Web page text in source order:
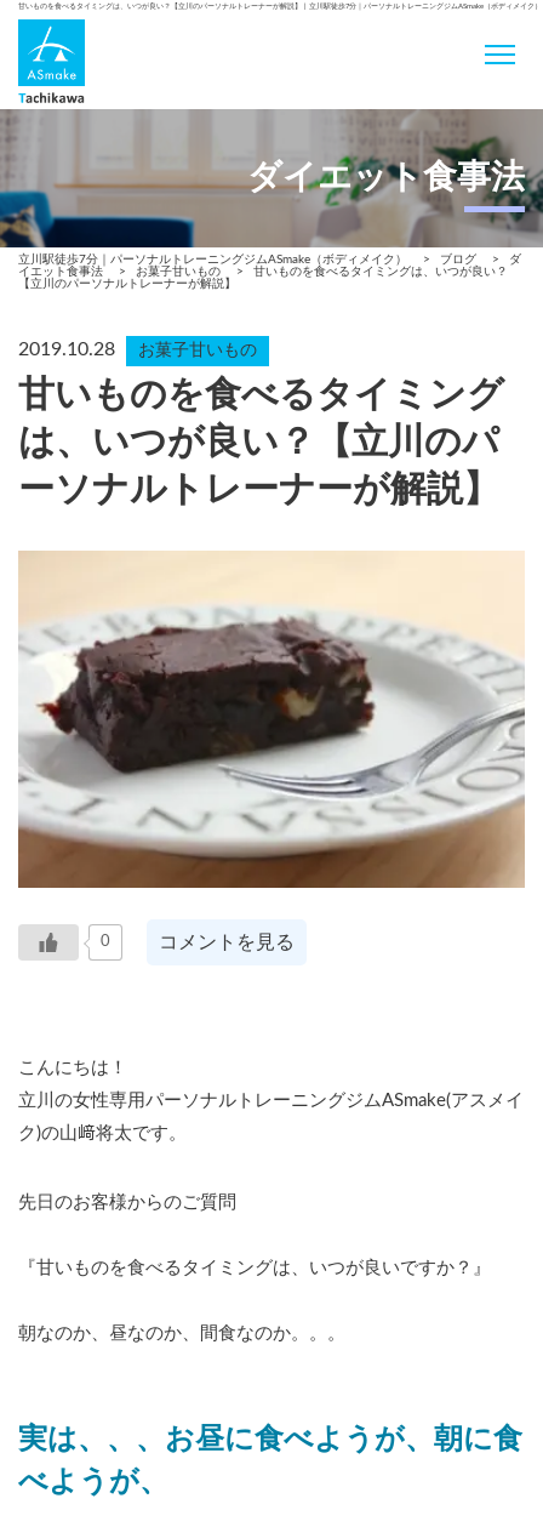
甘いものを食べるタイミングは、いつが良い？【立川のパーソナルトレーナーが解説】 | 立川駅徒歩7分｜パーソナルトレーニングジムASmake（ボディメイク）
ダイエット食事法
立川駅徒歩7分｜パーソナルトレーニングジムASmake（ボディメイク） > ブログ >
ダ
イエット食事法
> お菓子甘いもの >
甘いものを食べるタイミングは、いつが良い？
【立川のパーソナルトレーナーが解説】
2019.10.28 お菓子甘いもの
甘いものを食べるタイミング
は、いつが良い？【立川のパ
ーソナルトレーナーが解説】
0 コメントを見る
こんにちは！
立川の女性専用パーソナルトレーニングジムASmake(アスメイ
ク)の山﨑将太です。
先日のお客様からのご質問
『甘いものを食べるタイミングは、いつが良いですか？』
朝なのか、昼なのか、間食なのか。。。
実は、、、お昼に食べようが、朝に食
べようが、